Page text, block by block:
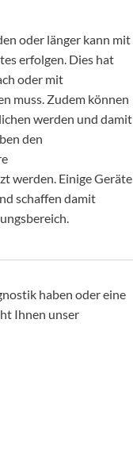
oder länger kann mit
erfolgen. Dies hat
oder mit
muss. Zudem können
werden und damit
den
werden. Einige Geräte
schaffen damit
haben oder eine
Ihnen unser